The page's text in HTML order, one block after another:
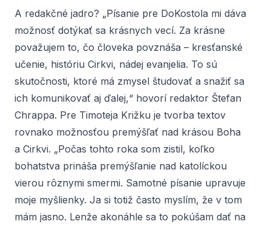
A redakčné jadro? „Písanie pre DoKostola mi dáva
možnosť dotýkať sa krásnych vecí. Za krásne
považujem to, čo človeka povznáša – kresťanské
učenie, históriu Cirkvi, nádej evanjelia. To sú
skutočnosti, ktoré má zmysel študovať a snažiť sa
ich komunikovať aj ďalej,“ hovorí redaktor Štefan
Chrappa. Pre Timoteja Križku je tvorba textov
rovnako možnosťou premýšľať nad krásou Boha
a Cirkvi. „Počas tohto roka som zistil, koľko
bohatstva prináša premýšľanie nad katolíckou
vierou rôznymi smermi. Samotné písanie upravuje
moje myšlienky. Ja si totiž často myslím, že v tom
mám jasno. Lenže akonáhle sa to pokúšam dať na